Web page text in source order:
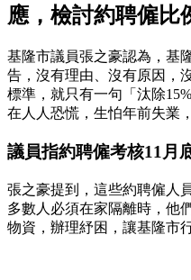
應，檢討約聘僱比
基隆市議員張之豪認為，基
告，沒有理由、沒有原因，
標準，就只有一句「汰除
在人人恐慌，生怕年前失業
議員指約聘僱考核11月
張之豪提到，這些約聘僱人
多數人必須在家隔離時，他
物資，辦理紓困，讓基隆市